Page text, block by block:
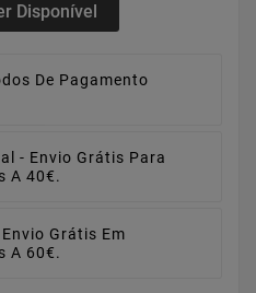
Disponível
De Pagamento
- Envio Grátis Para
A 40€.
Envio Grátis Em
A 60€.